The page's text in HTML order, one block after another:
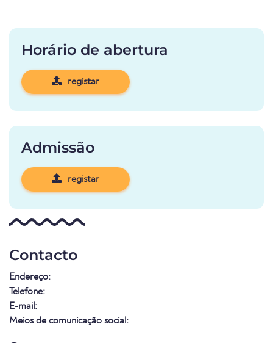
Horário de abertura
registar
Admissão
registar
Contacto
Endereço:
Telefone:
E-mail:
Meios de comunicação social: